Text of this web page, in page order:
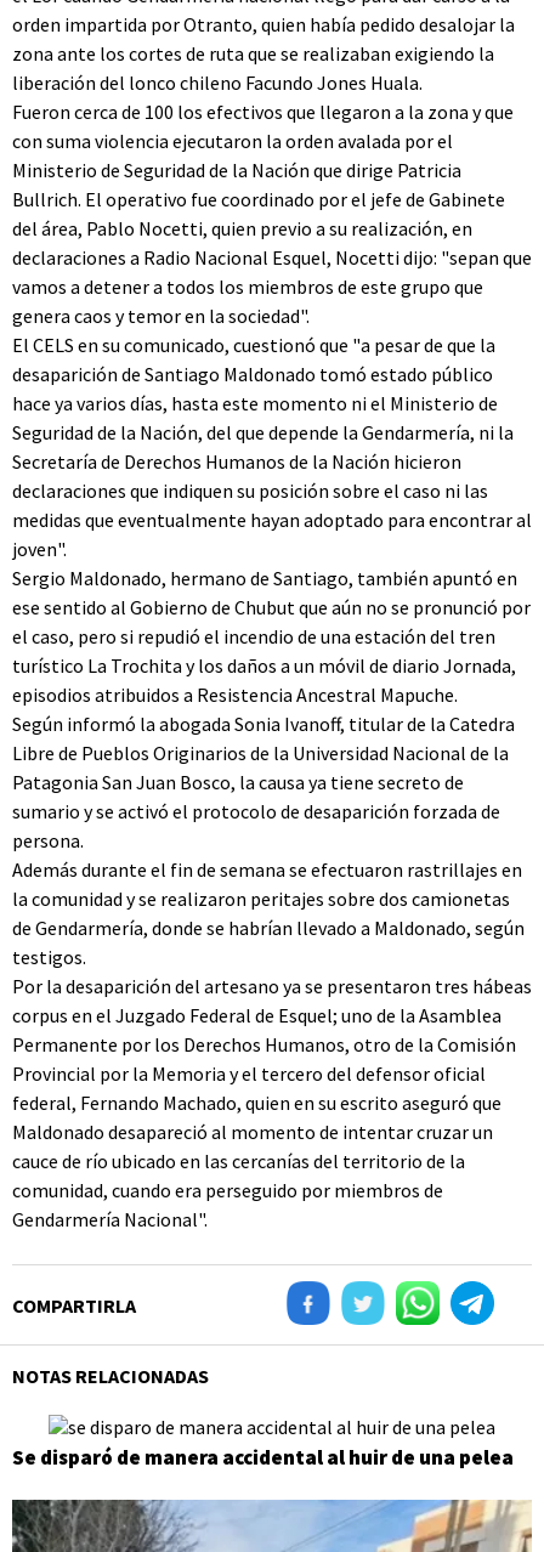
orden impartida por Otranto, quien había pedido desalojar la
zona ante los cortes de ruta que se realizaban exigiendo la
liberación del lonco chileno Facundo Jones Huala.
Fueron cerca de 100 los efectivos que llegaron a la zona y que
con suma violencia ejecutaron la orden avalada por el
Ministerio de Seguridad de la Nación que dirige Patricia
Bullrich. El operativo fue coordinado por el jefe de Gabinete
del área, Pablo Nocetti, quien previo a su realización, en
declaraciones a Radio Nacional Esquel, Nocetti dijo: "sepan que
vamos a detener a todos los miembros de este grupo que
genera caos y temor en la sociedad".
El CELS en su comunicado, cuestionó que "a pesar de que la
desaparición de Santiago Maldonado tomó estado público
hace ya varios días, hasta este momento ni el Ministerio de
Seguridad de la Nación, del que depende la Gendarmería, ni la
Secretaría de Derechos Humanos de la Nación hicieron
declaraciones que indiquen su posición sobre el caso ni las
medidas que eventualmente hayan adoptado para encontrar al
joven".
Sergio Maldonado, hermano de Santiago, también apuntó en
ese sentido al Gobierno de Chubut que aún no se pronunció por
el caso, pero si repudió el incendio de una estación del tren
turístico La Trochita y los daños a un móvil de diario Jornada,
episodios atribuidos a Resistencia Ancestral Mapuche.
Según informó la abogada Sonia Ivanoff, titular de la Catedra
Libre de Pueblos Originarios de la Universidad Nacional de la
Patagonia San Juan Bosco, la causa ya tiene secreto de
sumario y se activó el protocolo de desaparición forzada de
persona.
Además durante el fin de semana se efectuaron rastrillajes en
la comunidad y se realizaron peritajes sobre dos camionetas
de Gendarmería, donde se habrían llevado a Maldonado, según
testigos.
Por la desaparición del artesano ya se presentaron tres hábeas
corpus en el Juzgado Federal de Esquel; uno de la Asamblea
Permanente por los Derechos Humanos, otro de la Comisión
Provincial por la Memoria y el tercero del defensor oficial
federal, Fernando Machado, quien en su escrito aseguró que
Maldonado desapareció al momento de intentar cruzar un
cauce de río ubicado en las cercanías del territorio de la
comunidad, cuando era perseguido por miembros de
Gendarmería Nacional".
COMPARTIRLA
NOTAS RELACIONADAS
Se disparó de manera accidental al huir de una pelea